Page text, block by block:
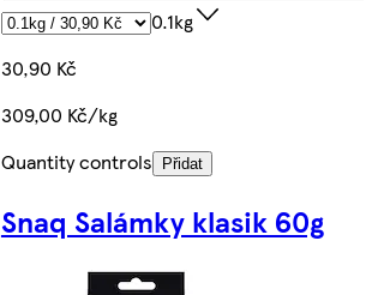
0.1kg
30,90 Kč
309,00 Kč/kg
Quantity controls
Přidat
Snaq Salámky klasik 60g